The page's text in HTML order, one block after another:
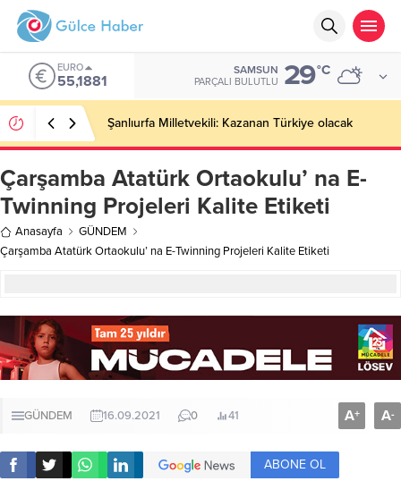
EURO
55,1881
SAMSUN
PARÇALI BULUTLU 29°C
Şanlıurfa Milletvekili: Kazanan Türkiye olacak
Çarşamba Atatürk Ortaokulu’ na E-
Twinning Projeleri Kalite Etiketi
Anasayfa
GÜNDEM
Çarşamba Atatürk Ortaokulu’ na E-Twinning Projeleri Kalite Etiketi
GÜNDEM 16.09.2021 0 41 A+ A-
ABONE OL